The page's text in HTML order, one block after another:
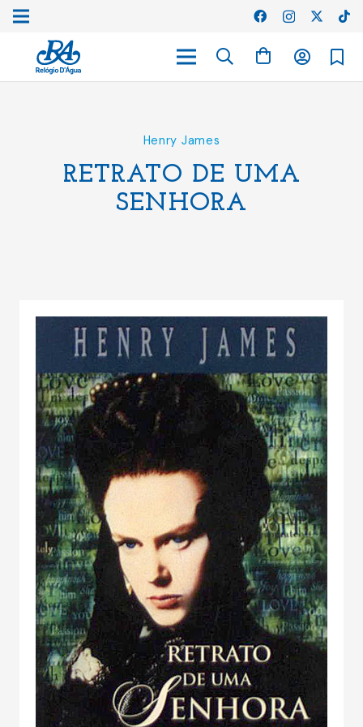
Henry James
RETRATO DE UMA
SENHORA